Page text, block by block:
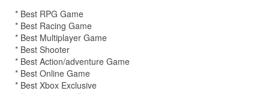
* Best RPG Game
* Best Racing Game
* Best Multiplayer Game
* Best Shooter
* Best Action/adventure Game
* Best Online Game
* Best Xbox Exclusive